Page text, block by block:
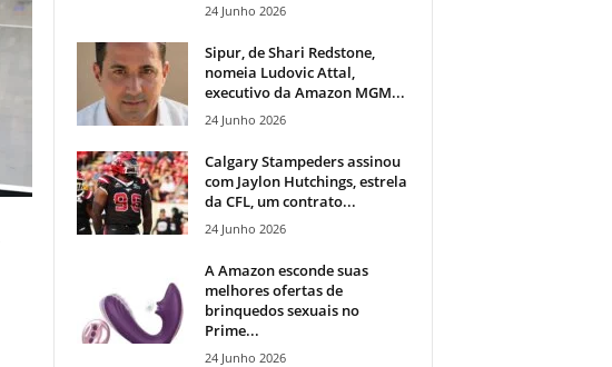
24 Junho 2026
Sipur, de Shari Redstone,
nomeia Ludovic Attal,
executivo da Amazon MGM...
24 Junho 2026
Calgary Stampeders assinou
com Jaylon Hutchings, estrela
da CFL, um contrato...
24 Junho 2026
A Amazon esconde suas
melhores ofertas de
brinquedos sexuais no
Prime...
24 Junho 2026